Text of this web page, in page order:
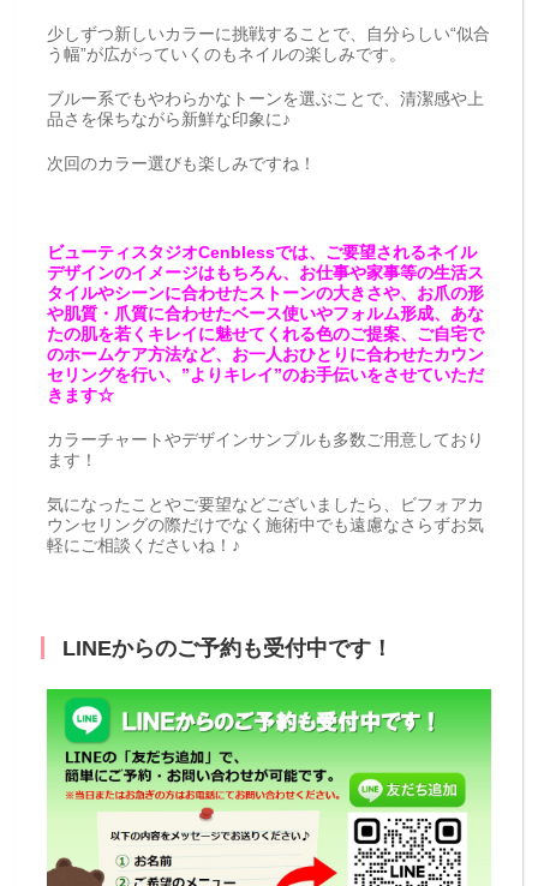
少しずつ新しいカラーに挑戦することで、自分らしい“似合
う幅”が広がっていくのもネイルの楽しみです。
ブルー系でもやわらかなトーンを選ぶことで、清潔感や上
品さを保ちながら新鮮な印象に♪
次回のカラー選びも楽しみですね！
ビューティスタジオCenblessでは、ご要望されるネイル
デザインのイメージはもちろん、お仕事や家事等の生活ス
タイルやシーンに合わせたストーンの大きさや、お爪の形
や肌質・爪質に合わせたベース使いやフォルム形成、あな
たの肌を若くキレイに魅せてくれる色のご提案、ご自宅で
のホームケア方法など、お一人おひとりに合わせたカウン
セリングを行い、”よりキレイ”のお手伝いをさせていただ
きます☆
カラーチャートやデザインサンプルも多数ご用意しており
ます！
気になったことやご要望などございましたら、ビフォアカ
ウンセリングの際だけでなく施術中でも遠慮なさらずお気
軽にご相談くださいね！♪
LINEからのご予約も受付中です！